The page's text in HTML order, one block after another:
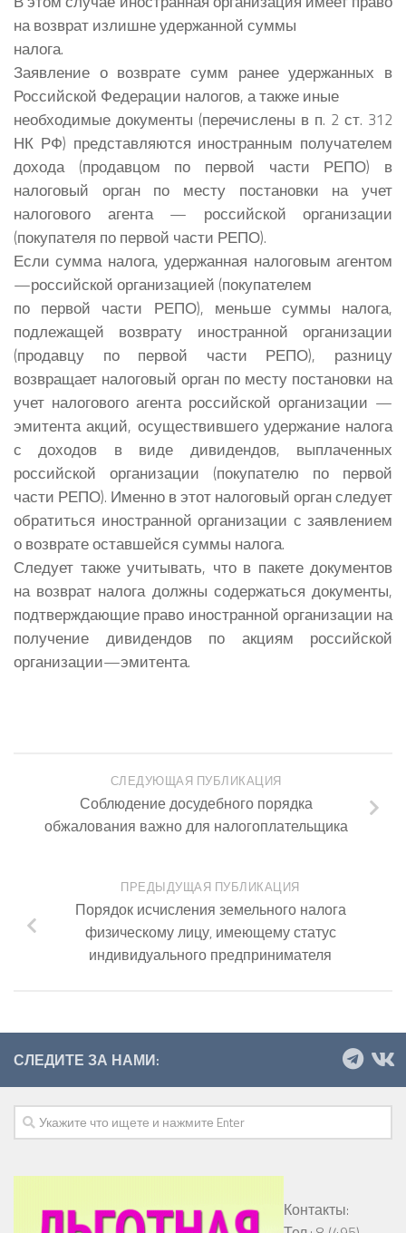
на возврат излишне удержанной суммы
налога.
Заявление о возврате сумм ранее удержанных в
Российской Федерации налогов, а также иные
необходимые документы (перечислены в п. 2 ст. 312
НК РФ) представляются иностранным получателем
дохода (продавцом по первой части РЕПО) в
налоговый орган по месту постановки на учет
налогового агента — российской организации
(покупателя по первой части РЕПО).
Если сумма налога, удержанная налоговым агентом
—российской организацией (покупателем
по первой части РЕПО), меньше суммы налога,
подлежащей возврату иностранной организации
(продавцу по первой части РЕПО), разницу
возвращает налоговый орган по месту постановки на
учет налогового агента российской организации —
эмитента акций, осуществившего удержание налога
с доходов в виде дивидендов, выплаченных
российской организации (покупателю по первой
части РЕПО). Именно в этот налоговый орган следует
обратиться иностранной организации с заявлением
о возврате оставшейся суммы налога.
Следует также учитывать, что в пакете документов
на возврат налога должны содержаться документы,
подтверждающие право иностранной организации на
получение дивидендов по акциям российской
организации—эмитента.
СЛЕДУЮЩАЯ ПУБЛИКАЦИЯ
Соблюдение досудебного порядка
обжалования важно для налогоплательщика
ПРЕДЫДУЩАЯ ПУБЛИКАЦИЯ
Порядок исчисления земельного налога
физическому лицу, имеющему статус
индивидуального предпринимателя
СЛЕДИТЕ ЗА НАМИ:
Контакты: